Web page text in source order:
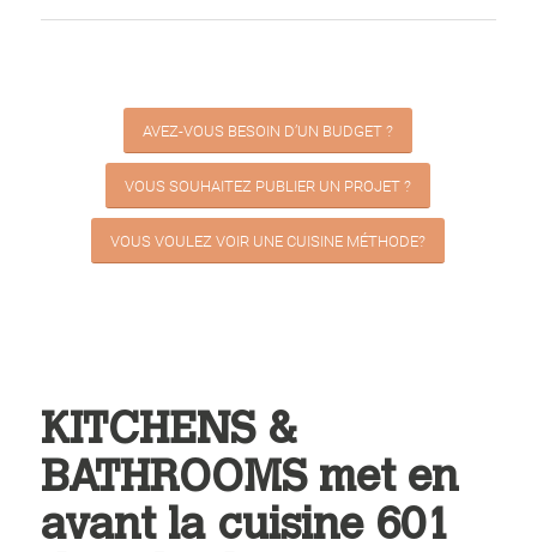
AVEZ-VOUS BESOIN D’UN BUDGET ?
VOUS SOUHAITEZ PUBLIER UN PROJET ?
VOUS VOULEZ VOIR UNE CUISINE MÉTHODE?
KITCHENS &
BATHROOMS met en
avant la cuisine 601